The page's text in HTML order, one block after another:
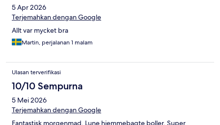
5 Apr 2026
Terjemahkan dengan Google
Allt var mycket bra
Martin, perjalanan 1 malam
Ulasan terverifikasi
10/10 Sempurna
5 Mei 2026
Terjemahkan dengan Google
Fantastisk morgenmad. Lune hjemmebagte boller. Super